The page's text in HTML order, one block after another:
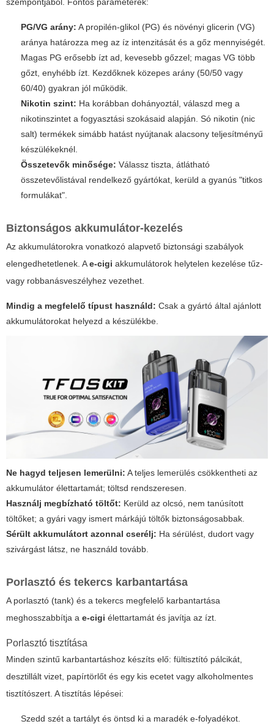
PG/VG arány: A propilén-glikol (PG) és növényi glicerin (VG)
aránya határozza meg az íz intenzitását és a gőz mennyiségét.
Magas PG erősebb ízt ad, kevesebb gőzzel; magas VG több
gőzt, enyhébb ízt. Kezdőknek közepes arány (50/50 vagy
60/40) gyakran jól működik.
Nikotin szint: Ha korábban dohányoztál, válaszd meg a
nikotinszintet a fogyasztási szokásaid alapján. Só nikotin (nic
salt) termékek simább hatást nyújtanak alacsony teljesítményű
készülékeknél.
Összetevők minősége: Válassz tiszta, átlátható
összetevőlistával rendelkező gyártókat, kerüld a gyanús "titkos
formulákat".
Biztonságos akkumulátor-kezelés
Az akkumulátorokra vonatkozó alapvető biztonsági szabályok
elengedhetetlenek. Ae-cigi akkumulátorok helytelen kezelése tűz-
vagy robbanásveszélyhez vezethet.
Mindig a megfelelő típust használd: Csak a gyártó által ajánlott
akkumulátorokat helyezd a készülékbe.
Ne hagyd teljesen lemerülni: A teljes lemerülés csökkentheti az
akkumulátor élettartamát; töltsd rendszeresen.
Használj megbízható töltőt: Kerüld az olcsó, nem tanúsított
töltőket; a gyári vagy ismert márkájú töltők biztonságosabbak.
Sérült akkumulátort azonnal cserélj: Ha sérülést, dudort vagy
szivárgást látsz, ne használd tovább.
Porlasztó és tekercs karbantartása
A porlasztó (tank) és a tekercs megfelelő karbantartása
meghosszabbítja a e-cigi élettartamát és javítja az ízt.
Porlasztó tisztítása
Minden szintű karbantartáshoz készíts elő: fültisztító pálcikát,
desztillált vizet, papírtörlőt és egy kis ecetet vagy alkoholmentes
tisztítószert. A tisztítás lépései:
Szedd szét a tartályt és öntsd ki a maradék e-folyadékot.